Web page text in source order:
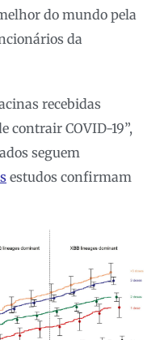
do mundo pela
da
recebidas
contrair COVID-19”,
seguem
estudos confirmam